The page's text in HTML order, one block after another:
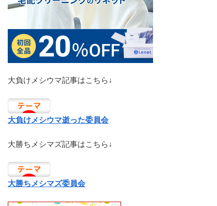
大負けメシウマ記事はこちら↓
大負けメシウマ逝った委員会
大勝ちメシマズ記事はこちら↓
大勝ちメシマズ委員会